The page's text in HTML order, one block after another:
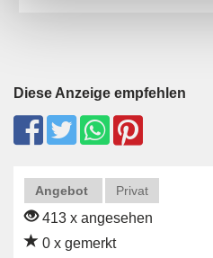
Diese Anzeige empfehlen
Angebot Privat
413 x angesehen
0 x gemerkt